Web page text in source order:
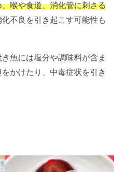
喉や食道、消化管に刺さる
不良を引き起こす可能性も
魚には塩分や調味料が含ま
かけたり、中毒症状を引き